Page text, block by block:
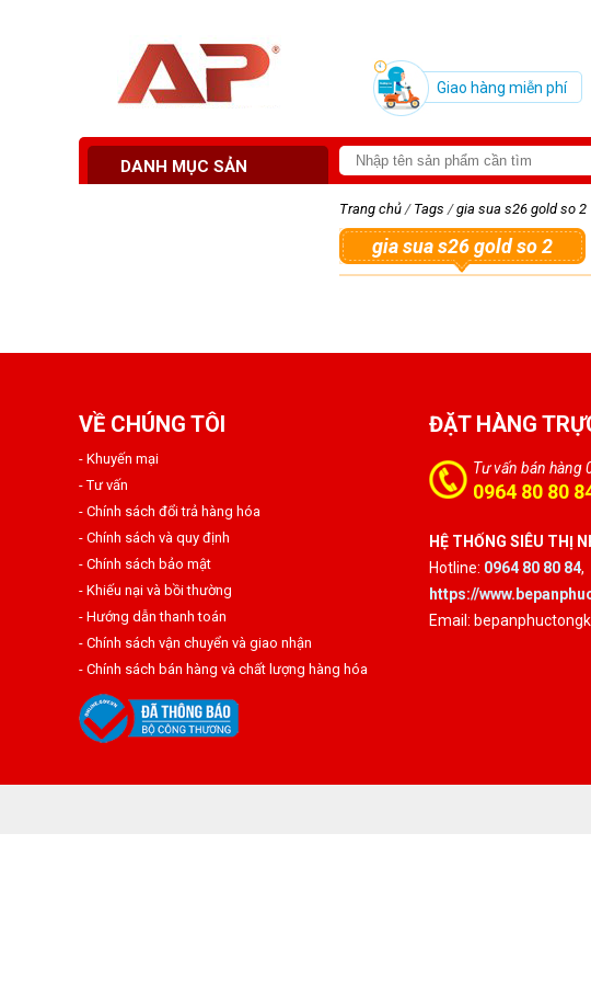
Giao hàng miễn phí
DANH MỤC SẢN
Trang chủ / Tags / gia sua s26 gold so 2
gia sua s26 gold so 2
VỀ CHÚNG TÔI
- Khuyến mại
- Tư vấn
- Chính sách đổi trả hàng hóa
- Chính sách và quy định
- Chính sách bảo mật
- Khiếu nại và bồi thường
- Hướng dẫn thanh toán
- Chính sách vận chuyển và giao nhận
- Chính sách bán hàng và chất lượng hàng hóa
ĐẶT HÀNG
Tư vấn bán hàng
0964 80 80
HỆ THỐNG SIÊU THỊ
Hotline: 0964 80 80 84,
https://
Email: